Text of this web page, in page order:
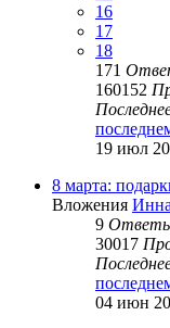
16
17
18
171
160152
19 июл
8 марта:
Вложения
9
30017
04 июн